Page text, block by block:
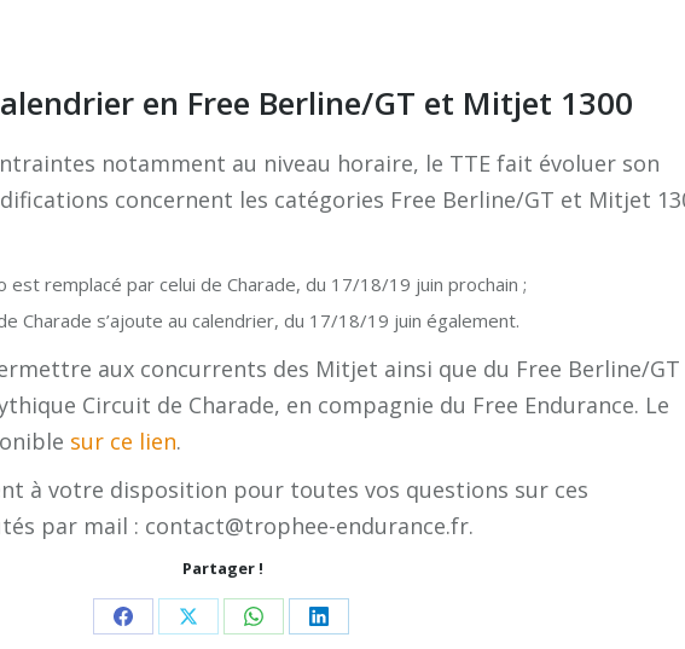
en Free Berline/GT et Mitjet 1300
notamment au niveau horaire, le TTE fait évoluer son
concernent les catégories Free Berline/GT et Mitjet
remplacé par celui de Charade, du 17/18/19 juin prochain ;
Charade s’ajoute au calendrier, du 17/18/19 juin également.
aux concurrents des Mitjet ainsi que du Free Berline/GT
Circuit de Charade, en compagnie du Free Endurance. Le
sur ce lien.
à votre disposition pour toutes vos questions sur ces
par mail : contact@trophee-endurance.fr.
Partager !
Share Share Share Share